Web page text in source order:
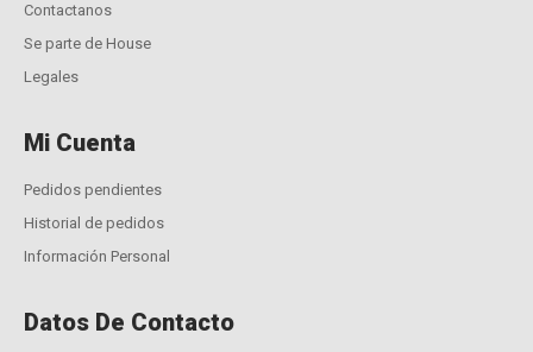
Contactanos
Se parte de House
Legales
Mi Cuenta
Pedidos pendientes
Historial de pedidos
Información Personal
Datos De Contacto